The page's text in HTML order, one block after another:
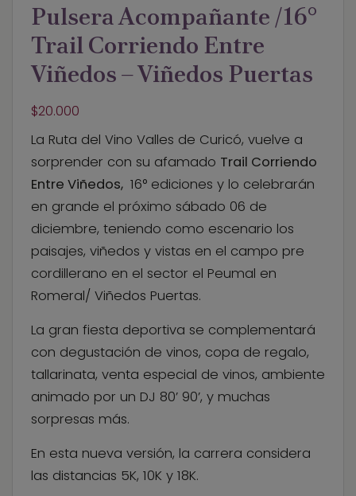
o
k
Pulsera Acompañante /16°
Trail Corriendo Entre
Viñedos – Viñedos Puertas
$20.000
La Ruta del Vino Valles de Curicó, vuelve a
sorprender con su afamado Trail Corriendo
Entre Viñedos, 16° ediciones y lo celebrarán
en grande el próximo sábado 06 de
diciembre, teniendo como escenario los
paisajes, viñedos y vistas en el campo pre
cordillerano en el sector el Peumal en
Romeral/ Viñedos Puertas.
La gran fiesta deportiva se complementará
con degustación de vinos, copa de regalo,
tallarinata, venta especial de vinos, ambiente
animado por un DJ 80’ 90’, y muchas
sorpresas más.
En esta nueva versión, la carrera considera
las distancias 5K, 10K y 18K.